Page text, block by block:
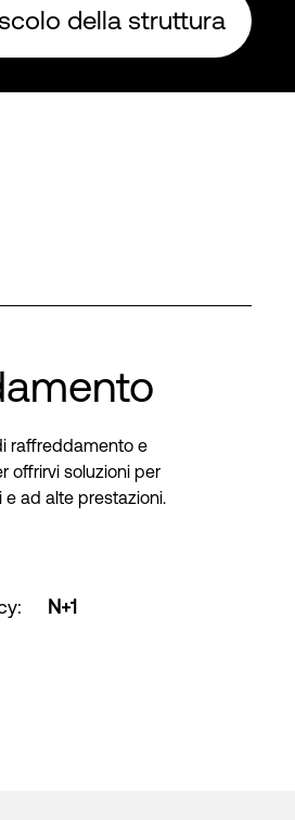
della struttura
raffreddamento e
offrirvi soluzioni per
ad alte prestazioni.
: N+1